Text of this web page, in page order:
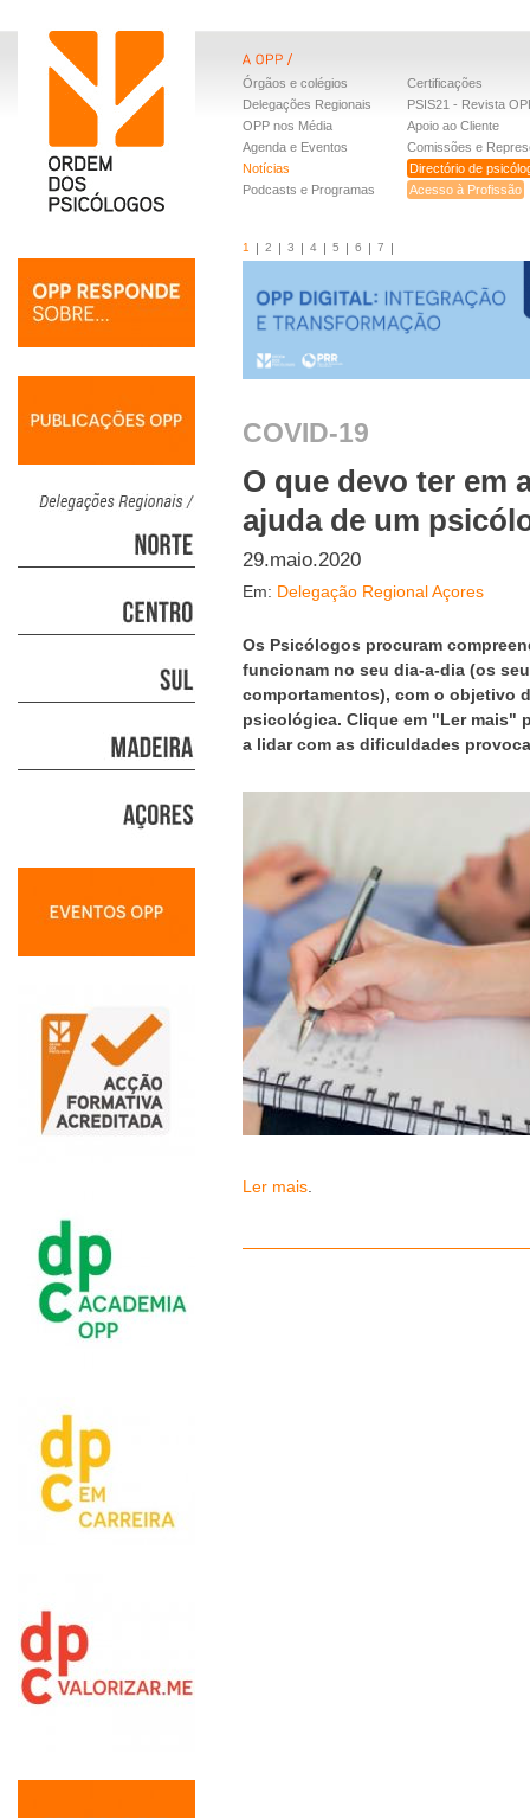
Órgãos e colégios
Delegações Regionais
OPP nos Média
Agenda e Eventos
Notícias
Podcasts e Programas
Certificações
PSIS21 - Revista
Apoio ao Cliente
Comissões e
Directório de
Acesso à Profissão
1 2 3 4 5 6 7
COVID-19
O que devo ter em
ajuda de um
29.maio.2020
Em: Delegação Regional Açores
Os Psicólogos procuram
funcionam no seu dia-a-dia (os
comportamentos), com o objetivo
psicológica. Clique em "Ler mais"
a lidar com as dificuldades
Ler mais